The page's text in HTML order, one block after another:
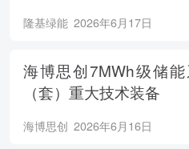
隆基绿能 2026年6月17日
海博思创7MWh级储
（套）重大技术装备
海博思创 2026年6月16日